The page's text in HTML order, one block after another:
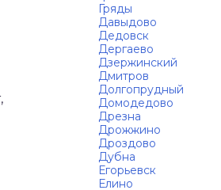
Гряды
Давыдово
Дедовск
Дергаево
Дзержинский
Дмитров
Долгопрудный
Домодедово
Дрезна
Дрожжино
Дроздово
Дубна
Егорьевск
Елино